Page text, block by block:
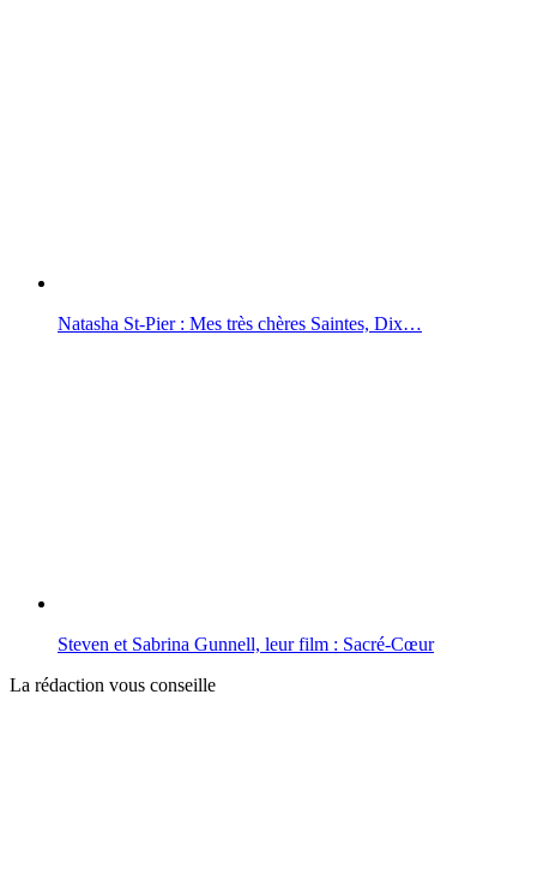
Natasha St-Pier : Mes très chères Saintes, Dix…
Steven et Sabrina Gunnell, leur film : Sacré-Cœur
La rédaction vous conseille